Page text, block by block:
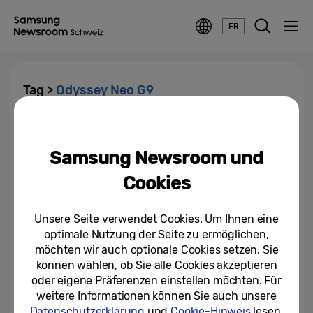
FR
Tag > Odyssey Neo G9
HeroFest
24/10/2023
Neo G9 57″ auf der Gamescom
23/08/2023
Samsung stellt neue Monitore
auf der CES vor
Samsung Newsroom und
Cookies
Unsere Seite verwendet Cookies. Um Ihnen eine
optimale Nutzung der Seite zu ermöglichen,
möchten wir auch optionale Cookies setzen. Sie
können wählen, ob Sie alle Cookies akzeptieren
oder eigene Präferenzen einstellen möchten. Für
weitere Informationen können Sie auch unsere